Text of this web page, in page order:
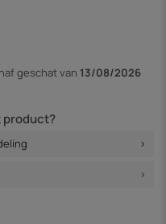
geschat van 13/08/2026
product?